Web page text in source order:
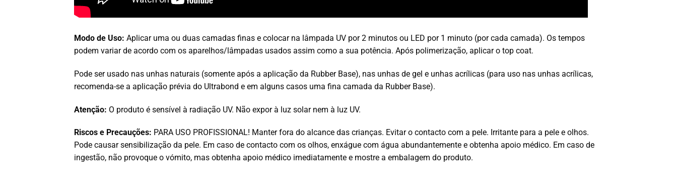
Modo de Uso: Aplicar uma ou duas camadas finas e colocar na lâmpada UV por 2 minutos ou LED por 1 minuto (por cada camada). Os tempos
podem variar de acordo com os aparelhos/lâmpadas usados assim como a sua potência. Após polimerização, aplicar o top coat.
Pode ser usado nas unhas naturais (somente após a aplicação da Rubber Base), nas unhas de gel e unhas acrílicas (para uso nas unhas acrílicas,
recomenda-se a aplicação prévia do Ultrabond e em alguns casos uma fina camada da Rubber Base).
Atenção: O produto é sensível à radiação UV. Não expor à luz solar nem à luz UV.
Riscos e Precauções: PARA USO PROFISSIONAL! Manter fora do alcance das crianças. Evitar o contacto com a pele. Irritante para a pele e olhos.
Pode causar sensibilização da pele. Em caso de contacto com os olhos, enxágue com água abundantemente e obtenha apoio médico. Em caso de
ingestão, não provoque o vómito, mas obtenha apoio médico imediatamente e mostre a embalagem do produto.